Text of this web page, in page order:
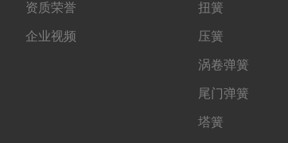
资质荣誉
企业视频
扭簧
压簧
涡卷弹簧
尾门弹簧
塔簧